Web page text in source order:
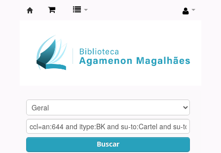
Agamenon
Magalhães
Buscar